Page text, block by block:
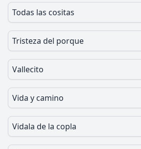
Todas las cositas
Tristeza del porque
Vallecito
Vida y camino
Vidala de la copla